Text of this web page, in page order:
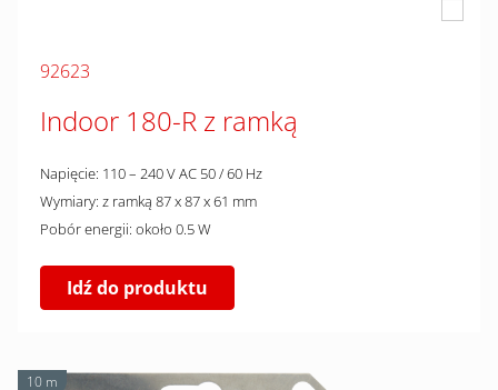
92623
Indoor 180-R z ramką
Napięcie: 110 – 240 V AC 50 / 60 Hz
Wymiary: z ramką 87 x 87 x 61 mm
Pobór energii: około 0.5 W
Idź do produktu
10 m